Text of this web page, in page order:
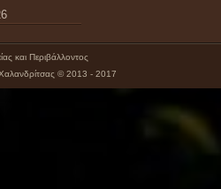
και Περιβάλλοντος
© 2013 - 2017